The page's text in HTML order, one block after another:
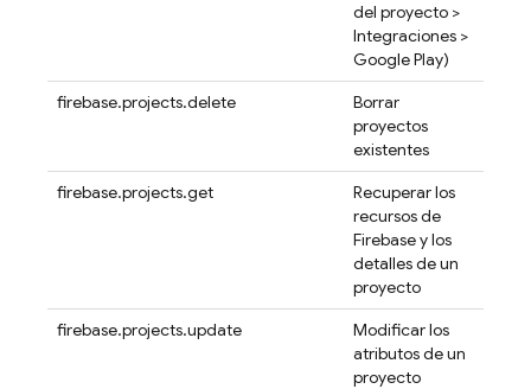
del proyecto >
Integraciones >
Google Play)
firebase.projects.delete
Borrar
proyectos
existentes
firebase.projects.get
Recuperar los
recursos de
Firebase y los
detalles de un
proyecto
firebase.projects.update
Modificar los
atributos de un
proyecto